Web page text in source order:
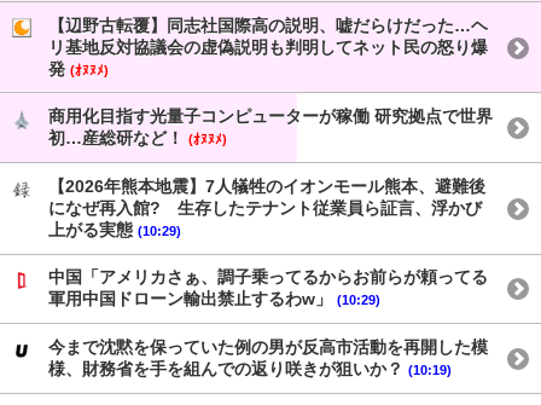
【辺野古転覆】同志社国際高の説明、嘘だらけだった…ヘ
リ基地反対協議会の虚偽説明も判明してネット民の怒り爆
発 (ｵﾇﾇﾒ)
商用化目指す光量子コンピューターが稼働 研究拠点で世界
初…産総研など！
(ｵﾇﾇﾒ)
【2026年熊本地震】7人犠牲のイオンモール熊本、避難後
になぜ再入館? 生存したテナント従業員ら証言、浮かび
上がる実態 (10:29)
中国「アメリカさぁ、調子乗ってるからお前らが頼ってる
軍用中国ドローン輸出禁止するわw」
(10:29)
今まで沈黙を保っていた例の男が反高市活動を再開した模
様、財務省を手を組んでの返り咲きが狙いか？ (10:19)